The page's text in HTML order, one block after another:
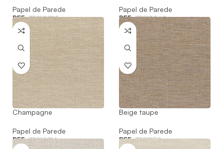
Papel de Parede
REF:73810722
Papel de Parede
REF:73813068
Champagne
Papel de Parede
REF:73810314
Beige taupe
Papel de Parede
REF:73811130